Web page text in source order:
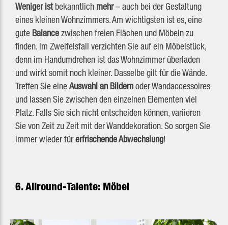
Weniger istbekanntlich mehr– auch bei der Gestaltung
eines kleinen Wohnzimmers. Am wichtigsten ist es, eine
gute Balancezwischen freien Flächen und Möbeln zu
finden. Im Zweifelsfall verzichten Sie auf ein Möbelstück,
denn im Handumdrehen ist das Wohnzimmer überladen
und wirkt somit noch kleiner. Dasselbe gilt für die Wände.
Treffen Sie eineAuswahl an Bildernoder Wandaccessoires
und lassen Sie zwischen den einzelnen Elementen viel
Platz. Falls Sie sich nicht entscheiden können, variieren
Sie von Zeit zu Zeit mit der Wanddekoration. So sorgen Sie
immer wieder fürerfrischende Abwechslung!
6. Allround-Talente: Möbel